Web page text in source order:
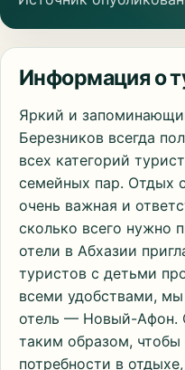
Информация о
Яркий и
Березников всегда
всех категорий
семейных пар. Отдых
очень важная и
сколько всего нужно
отели в Абхазии
туристов с детьми
всеми удобствами,
отель — Новый-Афон.
таким образом, чтобы
потребности в